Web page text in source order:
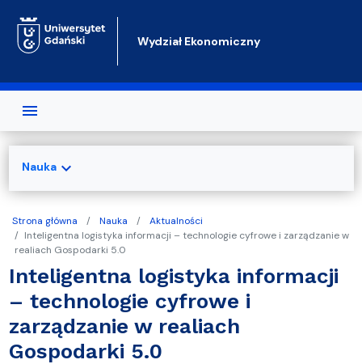
Wydział Ekonomiczny
Strona główna Nauka
Aktualności
Inteligentna logistyka informacji – technologie cyfrowe i zarządzanie w
realiach Gospodarki 5.0
Inteligentna logistyka informacji
– technologie cyfrowe i
zarządzanie w realiach
Gospodarki 5.0
Naukaexpand_more